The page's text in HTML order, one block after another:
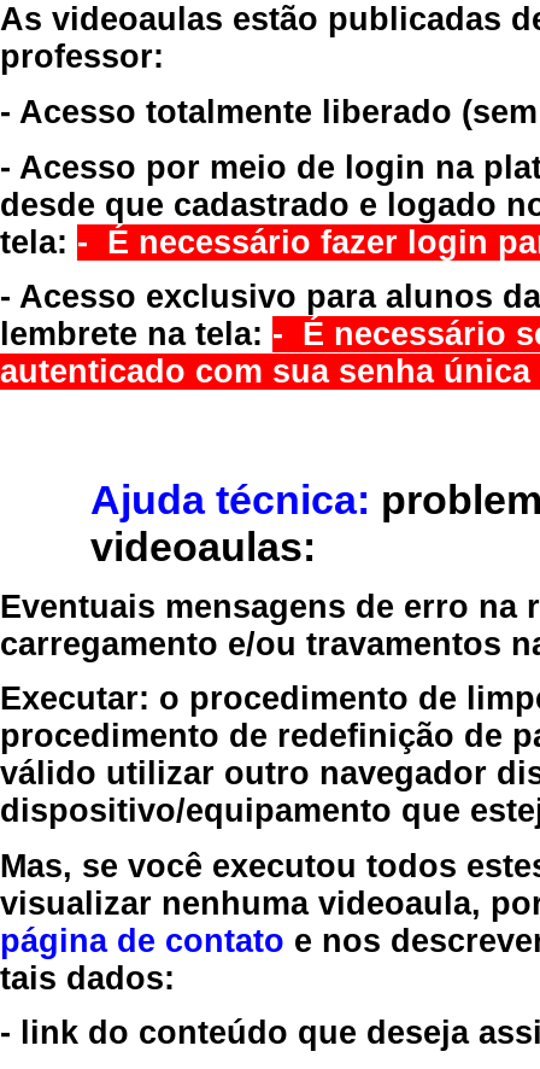
As videoaulas estão publicadas
professor:
- Acesso totalmente liberado
- Acesso por meio de login na
desde que cadastrado e logado
tela: - É necessário fazer login
- Acesso exclusivo para alunos
lembrete na tela: - É necessário
autenticado com sua senha
Ajuda técnica:
videoaulas:
Eventuais mensagens de erro
carregamento e/ou travamentos
Executar: o procedimento de
procedimento de redefinição de
válido utilizar outro navegador
dispositivo/equipamento que
Mas, se você executou todos
visualizar nenhuma videoaula,
página de contato e nos
tais dados:
- link do conteúdo que deseja